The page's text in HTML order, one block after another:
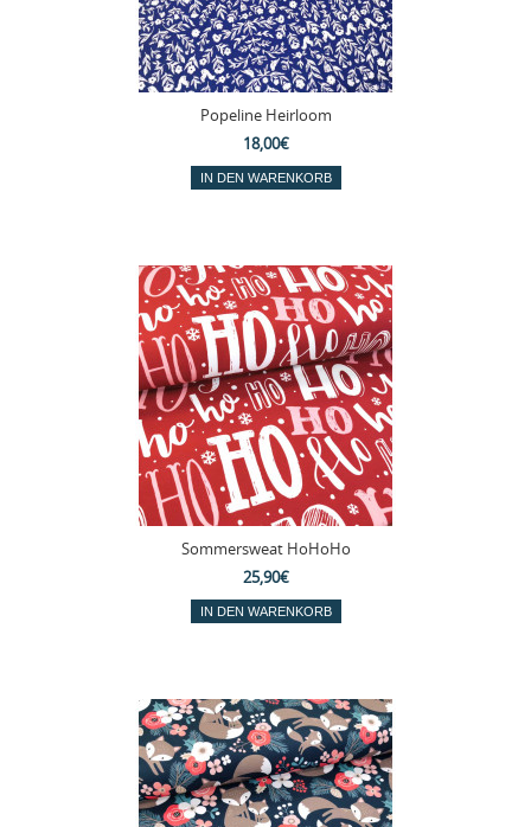
Popeline Heirloom
18,00€
Sommersweat HoHoHo
25,90€